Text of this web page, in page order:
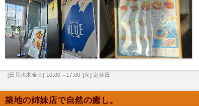
[日月水木金土] 10:00～17:00 [火] 定休日
築地の姉妹店で自然の癒し。